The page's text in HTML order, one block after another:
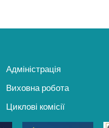
Адміністрація
Виховна робота
Циклові комісії